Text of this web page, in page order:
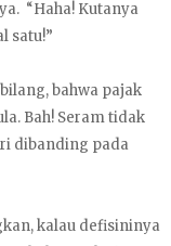
“Haha! Kutanya
satu!”
bahwa pajak
Bah! Seram tidak
dibanding pada
kalau defisininya